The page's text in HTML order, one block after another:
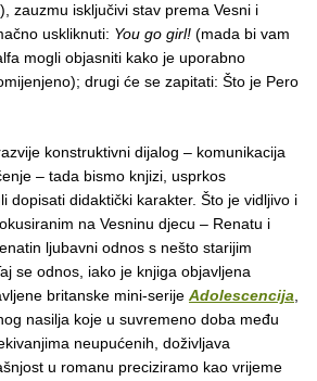
zauzmu isključivi stav prema Vesni i
uskliknuti: You go girl! (mada bi vam
mogli objasniti kako je uporabno
drugi će se zapitati: Što je Pero
konstruktivni dijalog – komunikacija
– tada bismo knjizi, usprkos
dopisati didaktički karakter. Što je vidljivo i
na Vesninu djecu – Renatu i
ljubavni odnos s nešto starijim
se odnos, iako je knjiga objavljena
britanske mini-serije Adolescencija,
nasilja koje u suvremeno doba među
neupućenih, doživljava
u romanu preciziramo kao vrijeme